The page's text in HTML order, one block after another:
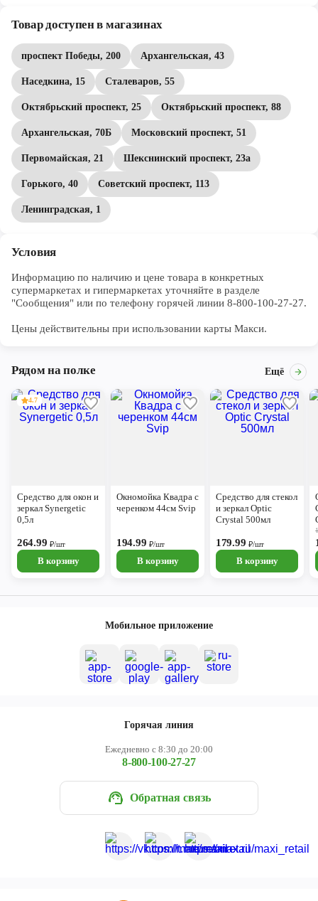
Товар доступен в магазинах
проспект Победы, 200 Архангельская, 43
Наседкина, 15 Сталеваров, 55
Октябрьский проспект, 25 Октябрьский проспект, 88
Архангельская, 70Б Московский проспект, 51
Первомайская, 21 Шекснинский проспект, 23а
Горького, 40 Советский проспект, 113
Ленинградская, 1
Условия
Информацию по наличию и цене товара в конкретных
супермаркетах и гипермаркетах уточняйте в разделе
"Сообщения" или по телефону горячей линии 8-800-100-27-27.
Цены действительны при использовании карты Макси.
Рядом на полке Ещё
4.7
Средство для окон и
зеркал Synergetic
0,5л
264.99 ₽/шт
В корзину
Окномойка Квадра с
черенком 44см Svip
194.99 ₽/шт
В корзину
Средство для стекол
и зеркал Optic
Crystal 500мл
179.99 ₽/шт
В корзину
Мобильное приложение
Горячая линия
Ежедневно с 8:30 до 20:00
8-800-100-27-27
Обратная связь